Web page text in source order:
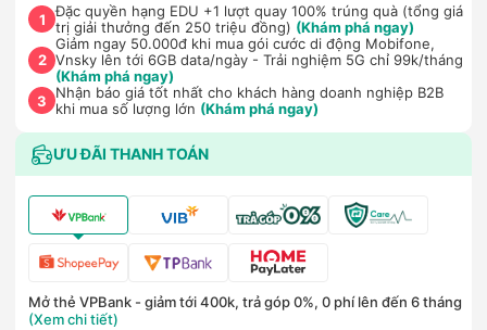
1
Đặc quyền hạng EDU +1 lượt quay 100% trúng quà (tổng giá
trị giải thưởng đến 250 triệu đồng) (Khám phá ngay)
2
Giảm ngay 50.000đ khi mua gói cước di động Mobifone,
Vnsky lên tới 6GB data/ngày - Trải nghiệm 5G chỉ 99k/tháng
(Khám phá ngay)
3
Nhận báo giá tốt nhất cho khách hàng doanh nghiệp B2B
khi mua số lượng lớn (Khám phá ngay)
ƯU ĐÃI THANH TOÁN
Mở thẻ VPBank - giảm tới 400k, trả góp 0%, 0 phí lên đến 6 tháng
(Xem chi tiết)